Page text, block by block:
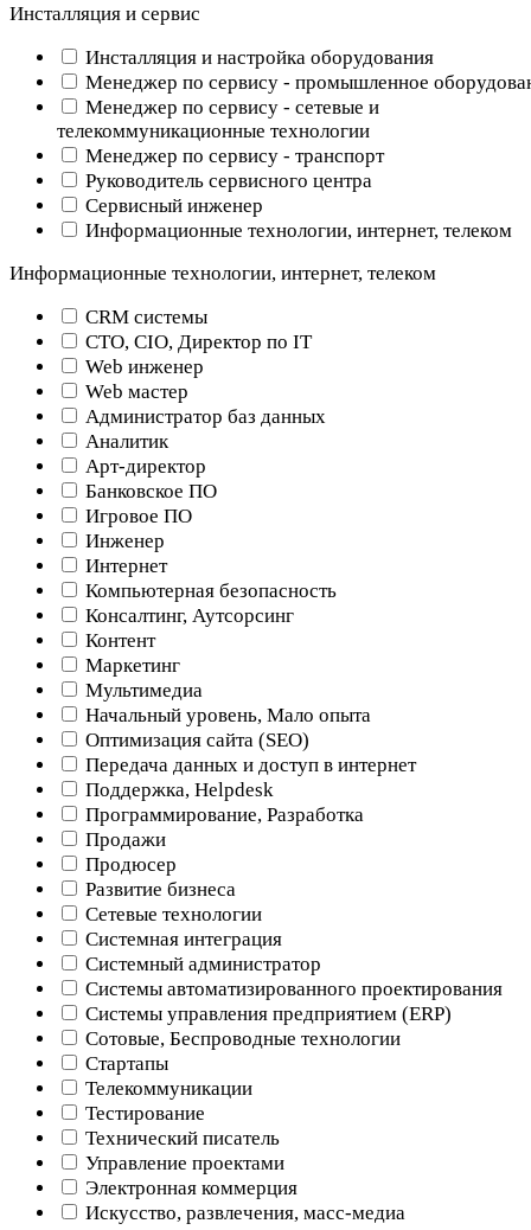
Инсталляция и сервис
Инсталляция и настройка оборудования
Менеджер по сервису - промышленное
Менеджер по сервису - сетевые и
телекоммуникационные технологии
Менеджер по сервису - транспорт
Руководитель сервисного центра
Сервисный инженер
Информационные технологии, интернет, телеком
Информационные технологии, интернет, телеком
CRM системы
CTO, CIO, Директор по IT
Web инженер
Web мастер
Администратор баз данных
Аналитик
Арт-директор
Банковское ПО
Игровое ПО
Инженер
Интернет
Компьютерная безопасность
Консалтинг, Аутсорсинг
Контент
Маркетинг
Мультимедиа
Начальный уровень, Мало опыта
Оптимизация сайта (SEO)
Передача данных и доступ в интернет
Поддержка, Helpdesk
Программирование, Разработка
Продажи
Продюсер
Развитие бизнеса
Сетевые технологии
Системная интеграция
Системный администратор
Системы автоматизированного проектирования
Системы управления предприятием (ERP)
Сотовые, Беспроводные технологии
Стартапы
Телекоммуникации
Тестирование
Технический писатель
Управление проектами
Электронная коммерция
Искусство, развлечения, масс-медиа